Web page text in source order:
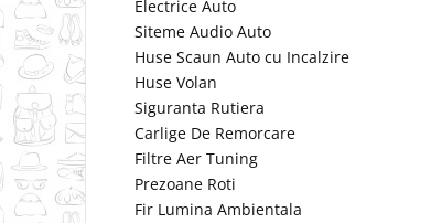
Electrice Auto
Siteme Audio Auto
Huse Scaun Auto cu Incalzire
Huse Volan
Siguranta Rutiera
Carlige De Remorcare
Filtre Aer Tuning
Prezoane Roti
Fir Lumina Ambientala